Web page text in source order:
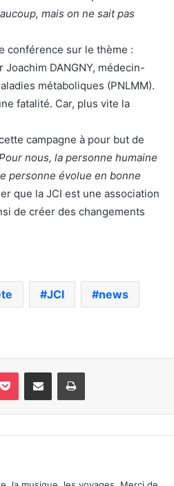
mais on ne sait pas
conférence sur le thème :
DANGNY, médecin-
métaboliques (PNLMM).
fatalité. Car, plus vite la
campagne à pour but de
nous, la personne humaine
personne évolue en bonne
que la JCI est une association
de créer des changements
JCI news
Pocket Partager par email Imprimer